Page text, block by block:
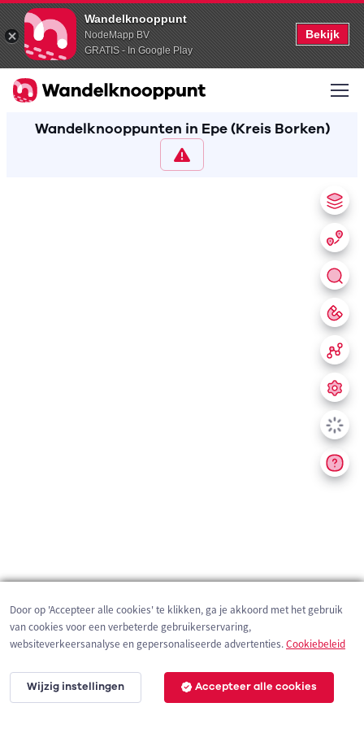
Wandelknooppunt
NodeMapp BV
GRATIS - In Google Play
Bekijk
Wandelknooppunten in Epe (Kreis Borken)
200 m
Door op 'Accepteer alle cookies' te klikken, ga je akkoord met het gebruik
van cookies voor een verbeterde gebruikerservaring,
websiteverkeersanalyse en gepersonaliseerde advertenties.Cookiebeleid
Wijzig instellingen Accepteer alle cookies